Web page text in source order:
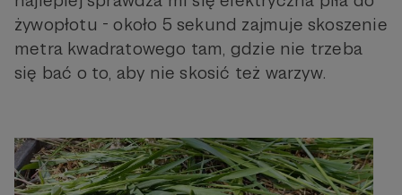
żywopłotu - około 5 sekund zajmuje skoszenie
metra kwadratowego tam, gdzie nie trzeba
się bać o to, aby nie skosić też warzyw.